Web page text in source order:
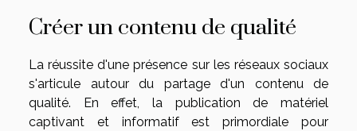
Créer un contenu de qualité
La réussite d'une présence sur les réseaux sociaux
s'articule autour du partage d'un contenu de
qualité. En effet, la publication de matériel
captivant et informatif est primordiale pour